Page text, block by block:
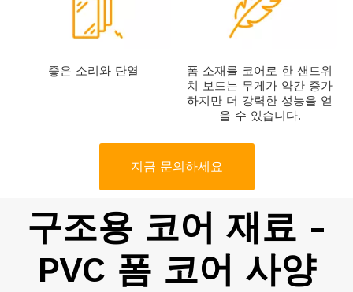
좋은 소리와 단열
폼 소재를 코어로 한 샌드위
치 보드는 무게가 약간 증가
하지만 더 강력한 성능을 얻
을 수 있습니다.
지금 문의하세요
구조용 코어 재료 -
PVC 폼 코어 사양